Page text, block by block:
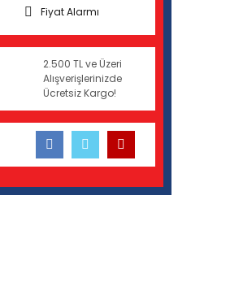
Fiyat Alarmı
2.500 TL ve Üzeri
Alışverişlerinizde
Ücretsiz Kargo!